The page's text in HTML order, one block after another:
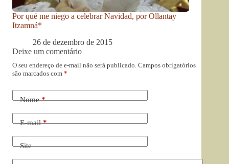
Por qué me niego a celebrar Navidad, por Ollantay
Itzamná*
26 de dezembro de 2015
Deixe um comentário
O seu endereço de e-mail não será publicado. Campos obrigatórios
são marcados com *
Nome*
E-mail*
Site